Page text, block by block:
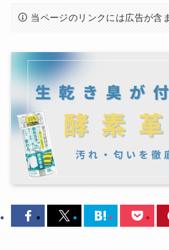
当ページのリンクには広告が含